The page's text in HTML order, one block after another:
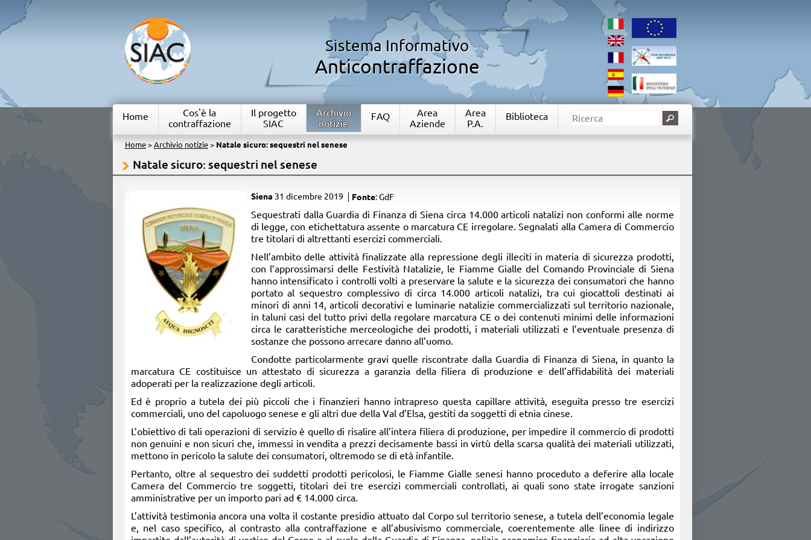
Sistema Informativo
Anticontraffazione
Home
Cos'è la
contraffazione
Il progetto
SIAC
Archivio
notizie
FAQ
Area
Aziende
Area
P.A.
Biblioteca
Home> Archivio notizie> Natale sicuro: sequestri nel senese
Natale sicuro: sequestri nel senese
Siena 31 dicembre 2019 Fonte: GdF
​Sequestrati dalla Guardia di Finanza di Siena circa 14.000 articoli natalizi non conformi alle norme
di legge, con etichettatura assente o marcatura CE irregolare. Segnalati alla Camera di Commercio
tre titolari di altrettanti esercizi commerciali.
Nell’ambito delle attività finalizzate alla repressione degli illeciti in materia di sicurezza prodotti,
con l’approssimarsi delle Festività Natalizie, le Fiamme Gialle del Comando Provinciale di Siena
hanno intensificato i controlli volti a preservare la salute e la sicurezza dei consumatori che hanno
portato al sequestro complessivo di circa 14.000 articoli natalizi, tra cui giocattoli destinati ai
minori di anni 14, articoli decorativi e luminarie natalizie commercializzati sul territorio nazionale,
in taluni casi del tutto privi della regolare marcatura CE o dei contenuti minimi delle informazioni
circa le caratteristiche merceologiche dei prodotti, i materiali utilizzati e l’eventuale presenza di
sostanze che possono arrecare danno all’uomo.
Condotte particolarmente gravi quelle riscontrate dalla Guardia di Finanza di Siena, in quanto la
marcatura CE costituisce un attestato di sicurezza a garanzia della filiera di produzione e dell’affidabilità dei materiali
adoperati per la realizzazione degli articoli.
Ed è proprio a tutela dei più piccoli che i finanzieri hanno intrapreso questa capillare attività, eseguita presso tre esercizi
commerciali, uno del capoluogo senese e gli altri due della Val d’Elsa, gestiti da soggetti di etnia cinese.
L’obiettivo di tali operazioni di servizio è quello di risalire all’intera filiera di produzione, per impedire il commercio di prodotti
non genuini e non sicuri che, immessi in vendita a prezzi decisamente bassi in virtù della scarsa qualità dei materiali utilizzati,
mettono in pericolo la salute dei consumatori, oltremodo se di età infantile.
Pertanto, oltre al sequestro dei suddetti prodotti pericolosi, le Fiamme Gialle senesi hanno proceduto a deferire alla locale
Camera del Commercio tre soggetti, titolari dei tre esercizi commerciali controllati, ai quali sono state irrogate sanzioni
amministrative per un importo pari ad € 14.000 circa.
L’attività testimonia ancora una volta il costante presidio attuato dal Corpo sul territorio senese, a tutela dell’economia legale
e, nel caso specifico, al contrasto alla contraffazione e all’abusivismo commerciale, coerentemente alle linee di indirizzo